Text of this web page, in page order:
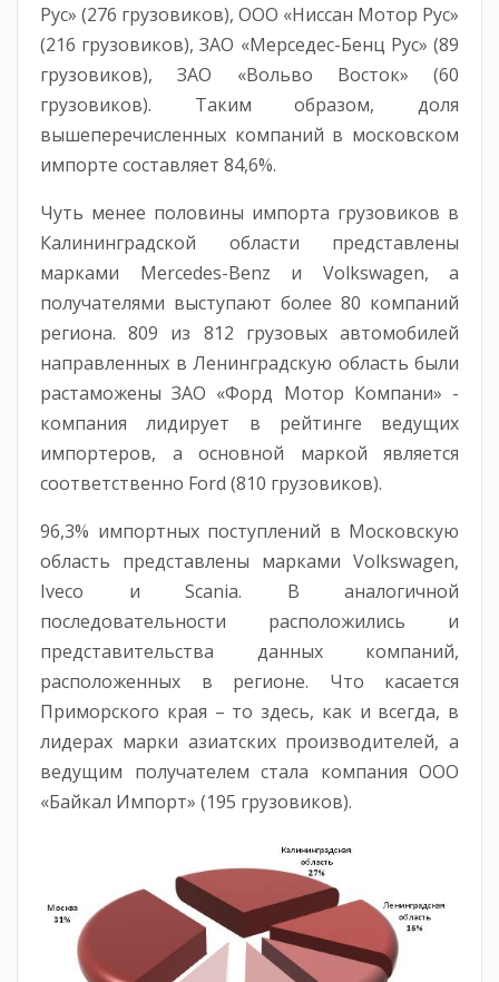
Рус» (276 грузовиков), ООО «Ниссан Мотор Рус»
(216 грузовиков), ЗАО «Мерседес-Бенц Рус» (89
грузовиков), ЗАО «Вольво Восток» (60
грузовиков). Таким образом, доля
вышеперечисленных компаний в московском
импорте составляет 84,6%.
Чуть менее половины импорта грузовиков в
Калининградской области представлены
марками Mercedes-Benz и Volkswagen, а
получателями выступают более 80 компаний
региона. 809 из 812 грузовых автомобилей
направленных в Ленинградскую область были
растаможены ЗАО «Форд Мотор Компани» -
компания лидирует в рейтинге ведущих
импортеров, а основной маркой является
соответственно Ford (810 грузовиков).
96,3% импортных поступлений в Московскую
область представлены марками Volkswagen,
Iveco и Scania. В аналогичной
последовательности расположились и
представительства данных компаний,
расположенных в регионе. Что касается
Приморского края – то здесь, как и всегда, в
лидерах марки азиатских производителей, а
ведущим получателем стала компания ООО
«Байкал Импорт» (195 грузовиков).